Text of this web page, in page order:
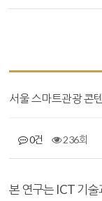
서울 스마트관광 콘
0건 236회
본 연구는 ICT 기